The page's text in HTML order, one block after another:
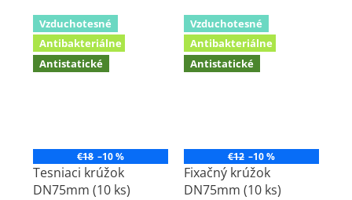
Vzduchotesné
Antibakteriálne
Antistatické
€18 –10 %
Tesniaci krúžok
DN75mm (10 ks)
Vzduchotesné
Antibakteriálne
Antistatické
€12 –10 %
Fixačný krúžok
DN75mm (10 ks)